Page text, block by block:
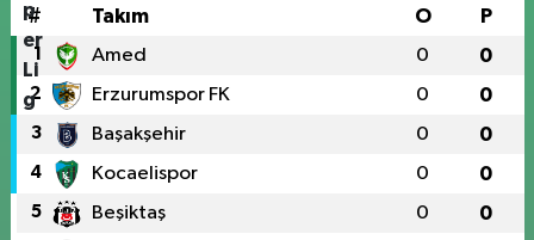
# Takım O P
1 Amed 0 0
2 Erzurumspor FK 0 0
3 Başakşehir 0 0
4 Kocaelispor 0 0
5 Beşiktaş 0 0